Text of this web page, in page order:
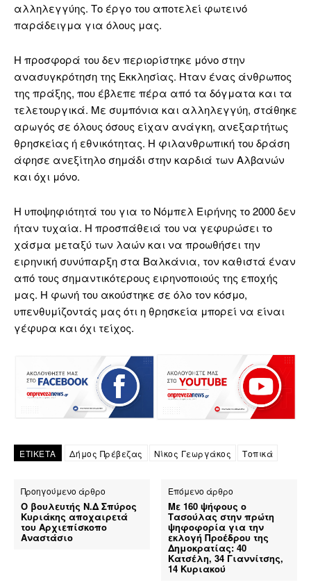
αλληλεγγύης. Το έργο του αποτελεί φωτεινό
παράδειγμα για όλους μας.
Η προσφορά του δεν περιορίστηκε μόνο στην
ανασυγκρότηση της Εκκλησίας. Ήταν ένας άνθρωπος
της πράξης, που έβλεπε πέρα από τα δόγματα και τα
τελετουργικά. Με συμπόνια και αλληλεγγύη, στάθηκε
αρωγός σε όλους όσους είχαν ανάγκη, ανεξαρτήτως
θρησκείας ή εθνικότητας. Η φιλανθρωπική του δράση
άφησε ανεξίτηλο σημάδι στην καρδιά των Αλβανών
και όχι μόνο.
Η υποψηφιότητά του για το Νόμπελ Ειρήνης το 2000 δεν
ήταν τυχαία. Η προσπάθειά του να γεφυρώσει το
χάσμα μεταξύ των λαών και να προωθήσει την
ειρηνική συνύπαρξη στα Βαλκάνια, τον καθιστά έναν
από τους σημαντικότερους ειρηνοποιούς της εποχής
μας. Η φωνή του ακούστηκε σε όλο τον κόσμο,
υπενθυμίζοντάς μας ότι η θρησκεία μπορεί να είναι
γέφυρα και όχι τείχος.
ΕΤΙΚΕΤΑ Δήμος Πρέβεζας Νίκος Γεωργάκος Τοπικά
Προηγούμενο άρθρο
Ο βουλευτής Ν.Δ Σπύρος
Κυριάκης αποχαιρετά
του Αρχιεπίσκοπο
Αναστάσιο
Επόμενο άρθρο
Με 160 ψήφους ο
Τασούλας στην πρώτη
ψηφοφορία για την
εκλογή Προέδρου της
Δημοκρατίας: 40
Κατσέλη, 34 Γιαννίτσης,
14 Κυριακού